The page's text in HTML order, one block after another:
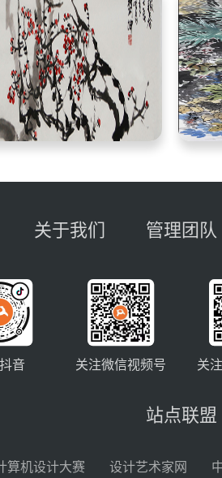
关于我们 管理团队
音 关注微信视频号 关
站点联盟
算机设计大赛 设计艺术家网